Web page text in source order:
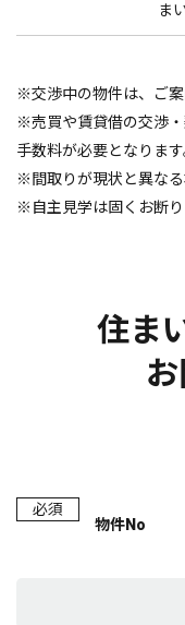
ま
※交渉中の物件は、ご案
※売買や賃貸借の交渉
手数料が必要となります
※間取りが現状と異なる
※自主見学は固くお断
住ま
必須
物件No